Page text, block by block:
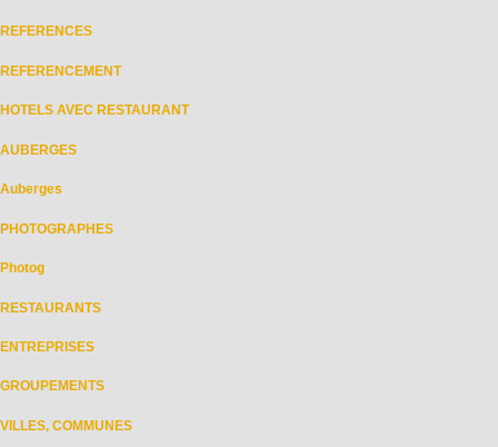
REFERENCES
REFERENCEMENT
HOTELS AVEC RESTAURANT
AUBERGES
Auberges
PHOTOGRAPHES
Photog
RESTAURANTS
ENTREPRISES
GROUPEMENTS
VILLES, COMMUNES